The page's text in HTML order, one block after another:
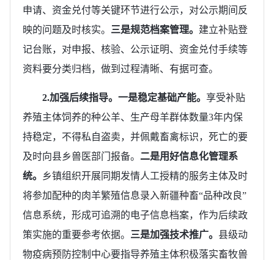
申请、资金兑付等关键环节进行公示，对公示期间反
映的问题及时核实。 三是规范档案管理。 建立补贴登
记台账，对申报、核验、公示证明、资金兑付手续等
资料要分类归档，做到过程清晰、有据可查。
2.加强后续指导。一是稳定基础产能。 享受补贴
养殖主体饲养的种公羊、生产母羊群体数量3年内保
持稳定，不得私自盗卖，并佩戴畜禽标识，死亡的要
及时向县乡兽医部门报备。 二是用好信息化管理系
统。
乡镇组织开展同期发情人工授精的服务主体及时
将参加配种的肉羊繁殖信息录入新疆种畜“品种改良”
信息系统，形成可追溯的电子信息档案，作为后续政
策实施的重要参考依据。 三是加强技术推广。 县级动
物疫病预防控制中心要指导养殖主体积极落实畜牧兽